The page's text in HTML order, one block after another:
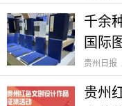
千余
国际
贵州日报
贵州